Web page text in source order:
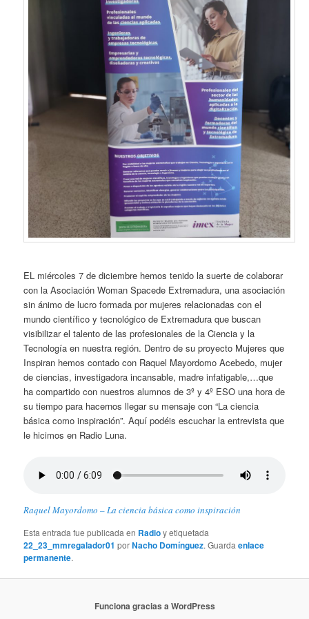
EL miércoles 7 de diciembre hemos tenido la suerte de colaborar
con la Asociación Woman Spacede Extremadura, una asociación
sin ánimo de lucro formada por mujeres relacionadas con el
mundo científico y tecnológico de Extremadura que buscan
visibilizar el talento de las profesionales de la Ciencia y la
Tecnología en nuestra región. Dentro de su proyecto Mujeres que
Inspiran hemos contado con Raquel Mayordomo Acebedo, mujer
de ciencias, investigadora incansable, madre infatigable,…que
ha compartido con nuestros alumnos de 3º y 4º ESO una hora de
su tiempo para hacernos llegar su mensaje con “La ciencia
básica como inspiración”. Aquí podéis escuchar la entrevista que
le hicimos en Radio Luna.
Raquel Mayordomo – La ciencia básica como inspiración
Esta entrada fue publicada en Radioy etiquetada
22_23_mmregalador01 porNacho Domínguez. Guardaenlace
permanente.
Funciona gracias a WordPress